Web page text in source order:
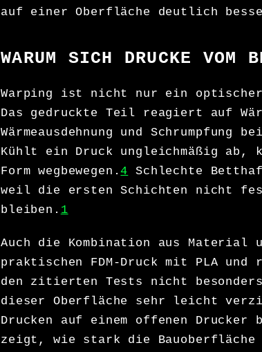
auf einer Oberfläche deutlich
WARUM SICH DRUCKE VOM
Warping ist nicht nur ein optischer
Das gedruckte Teil reagiert auf
Wärmeausdehnung und Schrumpfung
Kühlt ein Druck ungleichmäßig ab,
Form wegbewegen.4 Schlechte
weil die ersten Schichten nicht
bleiben. 1
Auch die Kombination aus Material
praktischen FDM-Druck mit PLA und
den zitierten Tests nicht
dieser Oberfläche sehr leicht
Drucken auf einem offenen
zeigt, wie stark die Bauoberfläche